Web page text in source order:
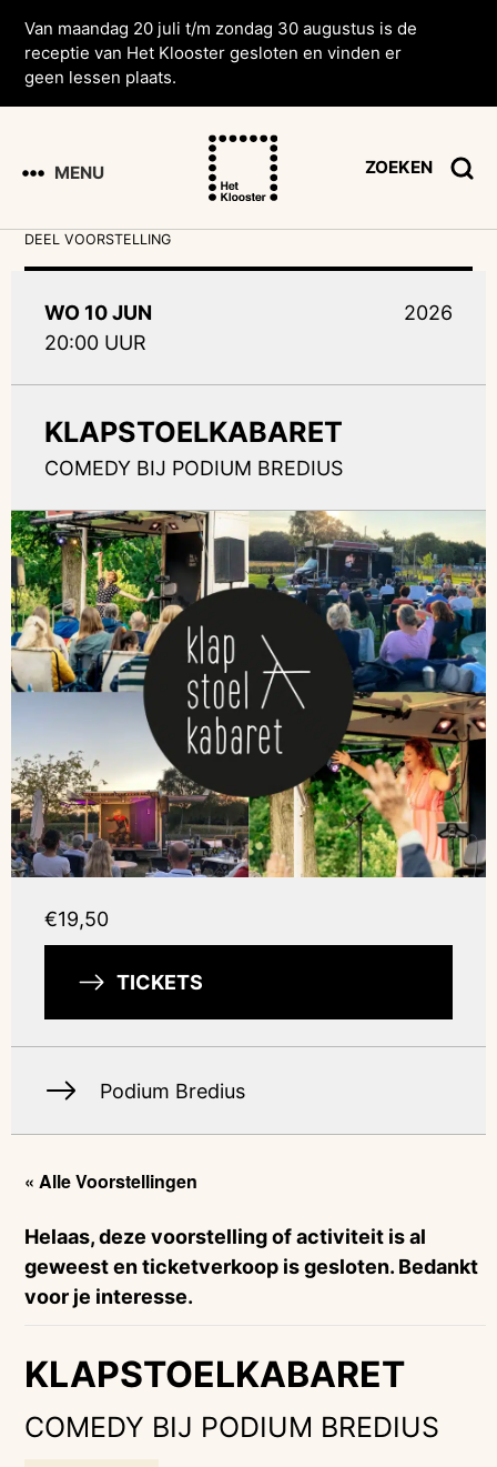
Van maandag 20 juli t/m zondag 30 augustus is de
receptie van Het Klooster gesloten en vinden er
geen lessen plaats.
MENU ZOEKEN
DEEL VOORSTELLING
« Alle Voorstellingen
Helaas, deze voorstelling of activiteit is al
geweest en ticketverkoop is gesloten. Bedankt
voor je interesse.
KLAPSTOELKABARET
COMEDY BIJ PODIUM BREDIUS
WO 10 JUN
20:00 UUR
2026
KLAPSTOELKABARET
COMEDY BIJ PODIUM BREDIUS
€19,50
TICKETS
Podium Bredius